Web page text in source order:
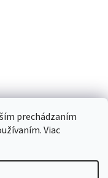
prechádzaním
Viac